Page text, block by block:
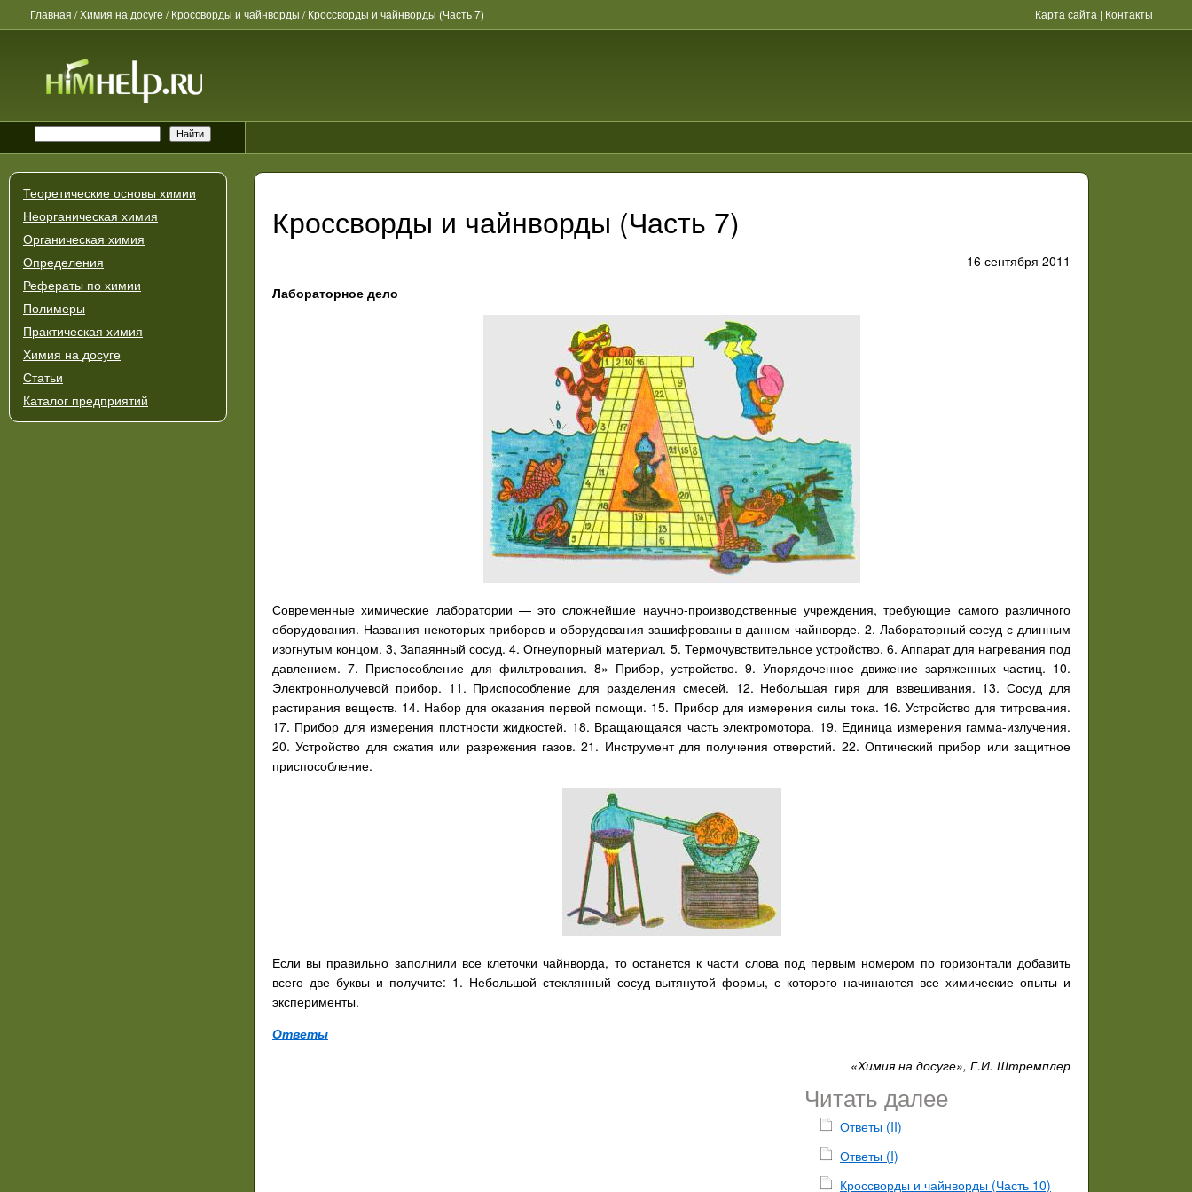
Главная /Химия на досуге /Кроссворды и чайнворды /Кроссворды и чайнворды (Часть 7) Карта сайта | Контакты
Теоретические основы химии
Неорганическая химия
Органическая химия
Определения
Рефераты по химии
Полимеры
Практическая химия
Химия на досуге
Статьи
Каталог предприятий
Кроссворды и чайнворды (Часть 7)
16 сентября 2011
Лабораторное дело
Современные химические лаборатории — это сложнейшие научно-производственные учреждения, требующие самого различного
оборудования. Названия некоторых приборов и оборудования зашифрованы в данном чайнворде. 2. Лабораторный сосуд с длинным
изогнутым концом. 3, Запаянный сосуд. 4. Огнеупорный материал. 5. Термочувствительное устройство. 6. Аппарат для нагревания под
давлением. 7. Приспособление для фильтрования. 8» Прибор, устройство. 9. Упорядоченное движение заряженных частиц. 10.
Электроннолучевой прибор. 11. Приспособление для разделения смесей. 12. Небольшая гиря для взвешивания. 13. Сосуд для
растирания веществ. 14. Набор для оказания первой помощи. 15. Прибор для измерения силы тока. 16. Устройство для титрования.
17. Прибор для измерения плотности жидкостей. 18. Вращающаяся часть электромотора. 19. Единица измерения гамма-излучения.
20. Устройство для сжатия или разрежения газов. 21. Инструмент для получения отверстий. 22. Оптический прибор или защитное
приспособление.
Если вы правильно заполнили все клеточки чайнворда, то останется к части слова под первым номером по горизонтали добавить
всего две буквы и получите: 1. Небольшой стеклянный сосуд вытянутой формы, с которого начинаются все химические опыты и
эксперименты.
Ответы
«Химия на досуге», Г.И. Штремплер
Читать далее
Ответы (II)
Ответы (I)
Кроссворды и чайнворды (Часть 10)